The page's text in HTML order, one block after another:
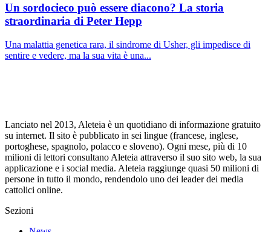
Un sordocieco può essere diacono? La storia
straordinaria di Peter Hepp
Una malattia genetica rara, il sindrome di Usher, gli impedisce di
sentire e vedere, ma la sua vita è una...
Lanciato nel 2013, Aleteia è un quotidiano di informazione gratuito
su internet. Il sito è pubblicato in sei lingue (francese, inglese,
portoghese, spagnolo, polacco e sloveno). Ogni mese, più di 10
milioni di lettori consultano Aleteia attraverso il suo sito web, la sua
applicazione e i social media. Aleteia raggiunge quasi 50 milioni di
persone in tutto il mondo, rendendolo uno dei leader dei media
cattolici online.
Sezioni